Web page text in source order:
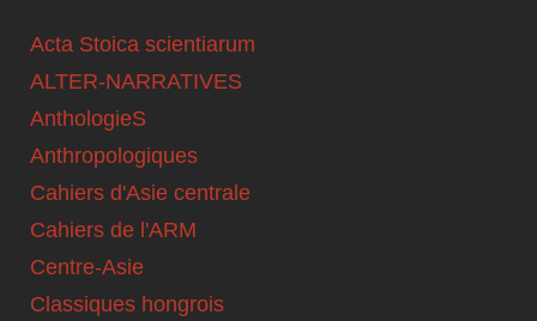
Acta Stoica scientiarum
ALTER-NARRATIVES
AnthologieS
Anthropologiques
Cahiers d'Asie centrale
Cahiers de l'ARM
Centre-Asie
Classiques hongrois